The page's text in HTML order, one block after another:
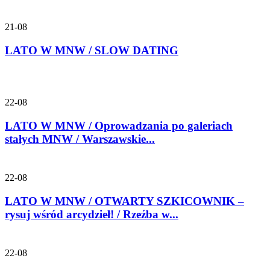
21-08
LATO W MNW / SLOW DATING
22-08
LATO W MNW / Oprowadzania po galeriach
stałych MNW / Warszawskie...
22-08
LATO W MNW / OTWARTY SZKICOWNIK –
rysuj wśród arcydzieł! / Rzeźba w...
22-08